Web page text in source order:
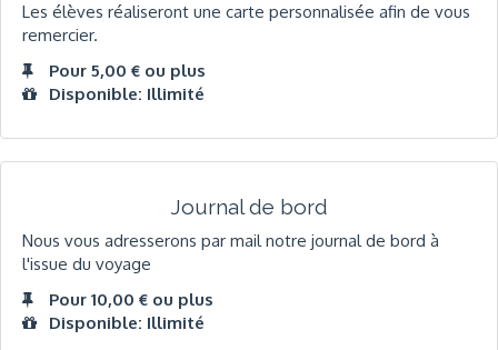
Les élèves réaliseront une carte personnalisée afin de vous
remercier.
Pour 5,00 € ou plus
Disponible: Illimité
Journal de bord
Nous vous adresserons par mail notre journal de bord à
l'issue du voyage
Pour 10,00 € ou plus
Disponible: Illimité